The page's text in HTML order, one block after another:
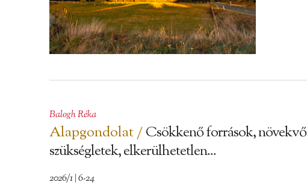
Balogh Réka
Alapgondolat /Csökkenő források, növekvő
szükségletek, elkerülhetetlen...
2026/1 | 6-24